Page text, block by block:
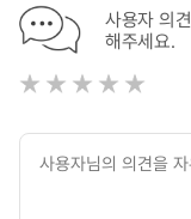
사용자 의
해주세요.